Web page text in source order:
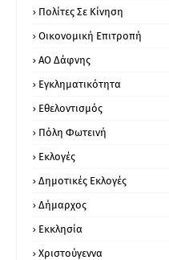
Πολίτες Σε Κίνηση
Οικονομική Επιτροπή
ΑΟ Δάφνης
Εγκληματικότητα
Εθελοντισμός
Πόλη Φωτεινή
Εκλογές
Δημοτικές Εκλογές
Δήμαρχος
Εκκλησία
Χριστούγεννα